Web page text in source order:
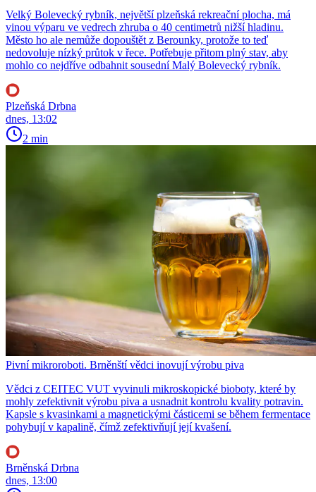
Velký Bolevecký rybník, největší plzeňská rekreační plocha, má
vinou výparu ve vedrech zhruba o 40 centimetrů nižší hladinu.
Město ho ale nemůže dopouštět z Berounky, protože to teď
nedovoluje nízký průtok v řece. Potřebuje přitom plný stav, aby
mohlo co nejdříve odbahnit sousední Malý Bolevecký rybník.
Plzeňská Drbna
dnes, 13:02
2 min
Pivní mikroroboti. Brněnští vědci inovují výrobu piva
Vědci z CEITEC VUT vyvinuli mikroskopické bioboty, které by
mohly zefektivnit výrobu piva a usnadnit kontrolu kvality potravin.
Kapsle s kvasinkami a magnetickými částicemi se během fermentace
pohybují v kapalině, čímž zefektivňují její kvašení.
Brněnská Drbna
dnes, 13:00